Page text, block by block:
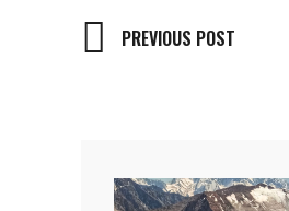
PREVIOUS POST